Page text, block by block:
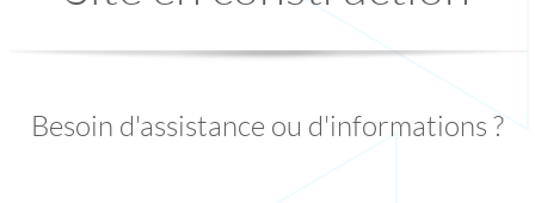
Besoin d'assistance ou d'informations ?